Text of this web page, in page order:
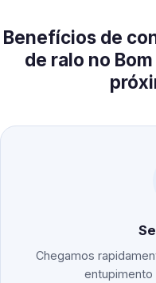
Benefícios de
de ralo no
Chegamos
entupimento